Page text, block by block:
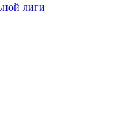
лиги